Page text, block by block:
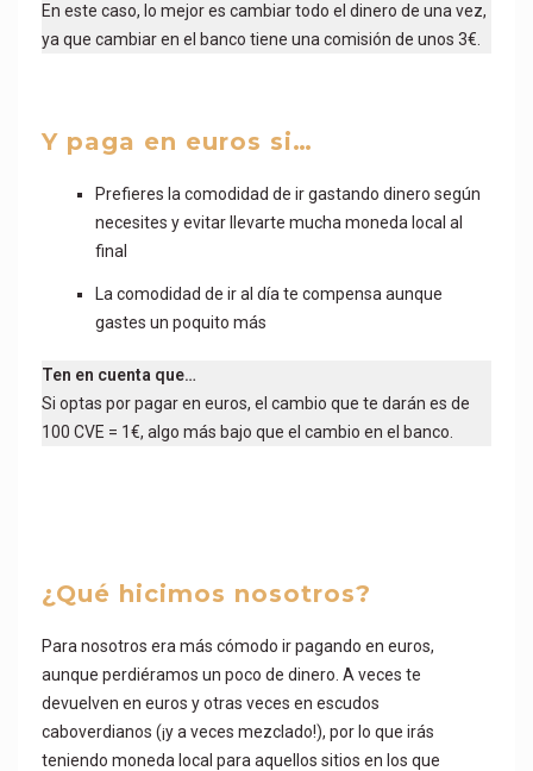
En este caso, lo mejor es cambiar todo el dinero de una vez,
ya que cambiar en el banco tiene una comisión de unos 3€.
Y paga en euros si…
Prefieres la comodidad de ir gastando dinero según
necesites y evitar llevarte mucha moneda local al
final
La comodidad de ir al día te compensa aunque
gastes un poquito más
Ten en cuenta que…
Si optas por pagar en euros, el cambio que te darán es de
100 CVE = 1€, algo más bajo que el cambio en el banco.
¿Qué hicimos nosotros?
Para nosotros era más cómodo ir pagando en euros,
aunque perdiéramos un poco de dinero. A veces te
devuelven en euros y otras veces en escudos
caboverdianos (¡y a veces mezclado!), por lo que irás
teniendo moneda local para aquellos sitios en los que